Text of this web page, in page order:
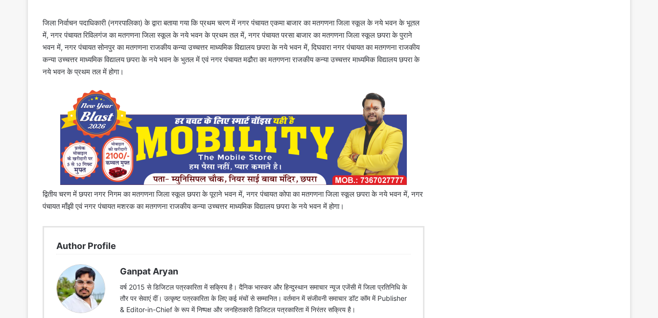
जिला निर्वाचन पदाधिकारी (नगरपालिका) के द्वारा बताया गया कि प्रथम चरण में नगर पंचायत एकमा बाजार का मतगणना जिला स्कूल के नये भवन के भूतल
में, नगर पंचायत रिविलगंज का मतगणना जिला स्कूल के नये भवन के प्रथम तल में, नगर पंचायत परसा बाजार का मतगणना जिला स्कूल छपरा के पुराने
भवन में, नगर पंचायत सोनपुर का मतगणना राजकीय कन्या उच्चत्तर माध्यमिक विद्यालय छपरा के नये भवन में, दिघवारा नगर पंचायत का मतगणना राजकीय
कन्या उच्चत्तर माध्यमिक विद्यालय छपरा के नये भवन के भुतल में एवं नगर पंचायत मढौरा का मतगणना राजकीय कन्या उच्चत्तर माध्यमिक विद्यालय छपरा के
नये भवन के प्रथम तल में होगा।
द्वितीय चरण में छपरा नगर निगम का मतगणना जिला स्कूल छपरा के पूराने भवन में, नगर पंचायत कोपा का मतगणना जिला स्कूल छपरा के नये भवन में, नगर
पंचायत माँझी एवं नगर पंचायत मशरक का मतगणना राजकीय कन्या उच्चत्तर माध्यमिक विद्यालय छपरा के नये भवन में होगा।
Author Profile
Ganpat Aryan
वर्ष 2015 से डिजिटल पत्रकारिता में सक्रिय है। दैनिक भास्कर और हिन्दुस्थान समाचार न्यूज एजेंसी में जिला प्रतिनिधि के
तौर पर सेवाएं दीं। उत्कृष्ट पत्रकारिता के लिए कई मंचों से सम्मानित। वर्तमान में संजीवनी समाचार डॉट कॉम में Publisher
& Editor-in-Chief के रूप में निष्पक्ष और जनहितकारी डिजिटल पत्रकारिता में निरंतर सक्रिय है।